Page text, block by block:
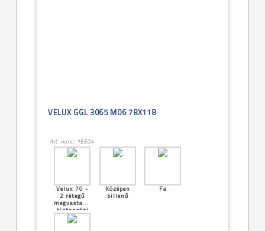
VELUX GGL 3065 M06 78X118
Art. num.: 15504
Velux 70 -
2 rétegű
megvastagított
biztonsági
üveg
Középen
billenő
Fa